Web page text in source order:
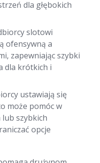
dla głębokich
slotowi
ofensywną a
zapewniając szybki
dla krótkich i
ustawiają się
może pomóc w
szybkich
opcje